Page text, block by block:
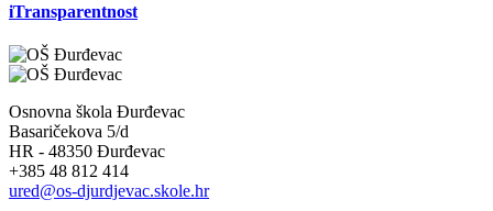
iTransparentnost
Osnovna škola Đurđevac
Basaričekova 5/d
HR - 48350 Đurđevac
+385 48 812 414
ured@os-djurdjevac.skole.hr